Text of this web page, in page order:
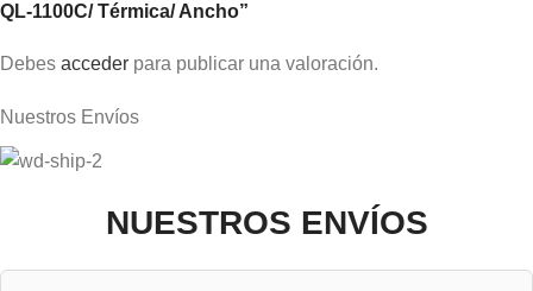
QL-1100C/ Térmica/ Ancho”
Debes acceder para publicar una valoración.
Nuestros Envíos
NUESTROS ENVÍOS